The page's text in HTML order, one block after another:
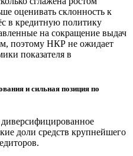
оценивать склонность к
в кредитную политику
на сокращение выдач
поэтому НКР не ожидает
показателя в
и сильная позиция по
доли средств крупнейшего